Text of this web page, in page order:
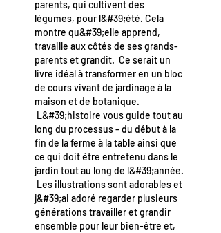
parents, qui cultivent des
légumes, pour l&#39;été. Cela
montre qu&#39;elle apprend,
travaille aux côtés de ses grands-
parents et grandit. Ce serait un
livre idéal à transformer en un bloc
de cours vivant de jardinage à la
maison et de botanique.
L&#39;histoire vous guide tout au
long du processus - du début à la
fin de la ferme à la table ainsi que
ce qui doit être entretenu dans le
jardin tout au long de l&#39;année.
Les illustrations sont adorables et
j&#39;ai adoré regarder plusieurs
générations travailler et grandir
ensemble pour leur bien-être et,